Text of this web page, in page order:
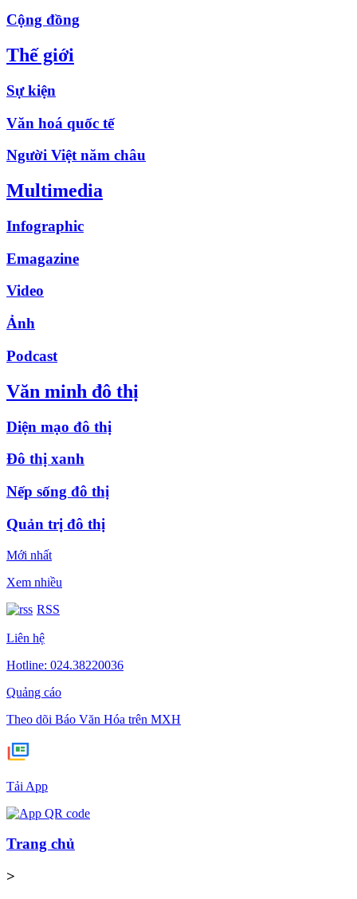
Cộng đồng
Thế giới
Sự kiện
Văn hoá quốc tế
Người Việt năm châu
Multimedia
Infographic
Emagazine
Video
Ảnh
Podcast
Văn minh đô thị
Diện mạo đô thị
Đô thị xanh
Nếp sống đô thị
Quản trị đô thị
Mới nhất
Xem nhiều
RSS
Liên hệ
Hotline: 024.38220036
Quảng cáo
Theo dõi Báo Văn Hóa trên MXH
Tải App
Trang chủ
>